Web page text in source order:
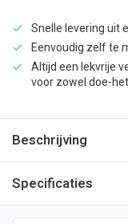
Snelle levering uit
Eenvoudig zelf te
Altijd een lekvrije
voor zowel doe-
Beschrijving
Specificaties